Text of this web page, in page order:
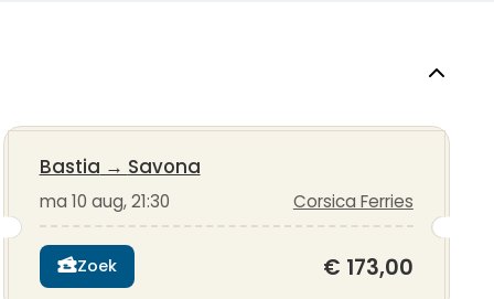
Bastia → Savona
ma 10 aug, 21:30 Corsica Ferries
Zoek € 173,00